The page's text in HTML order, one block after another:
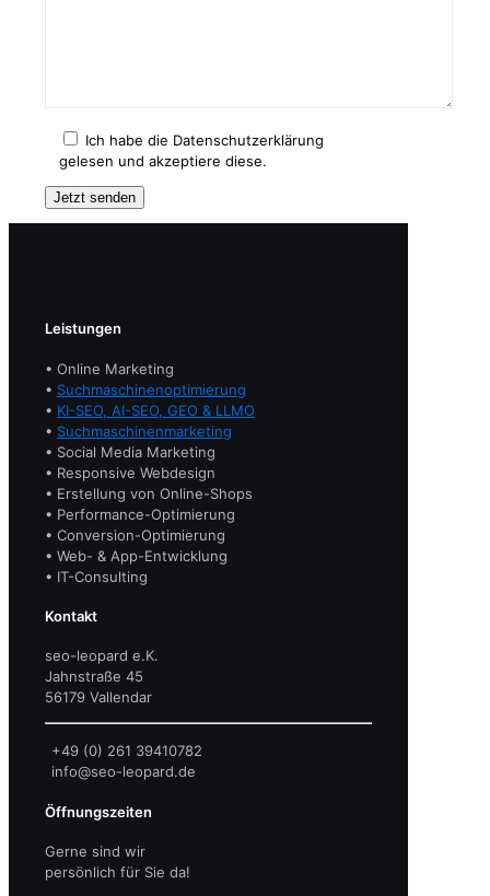
Ich habe die Datenschutzerklärung
gelesen und akzeptiere diese.
Leistungen
• Online Marketing
• Suchmaschinenoptimierung
• KI-SEO, AI-SEO, GEO & LLMO
• Suchmaschinenmarketing
• Social Media Marketing
• Responsive Webdesign
• Erstellung von Online-Shops
• Performance-Optimierung
• Conversion-Optimierung
• Web- & App-Entwicklung
• IT-Consulting
Kontakt
seo-leopard e.K.
Jahnstraße 45
56179 Vallendar
+49 (0) 261 39410782
info@seo-leopard.de
Öffnungszeiten
Gerne sind wir
persönlich für Sie da!